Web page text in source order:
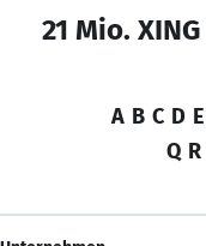
21 Mio.
A B C D E
Q R